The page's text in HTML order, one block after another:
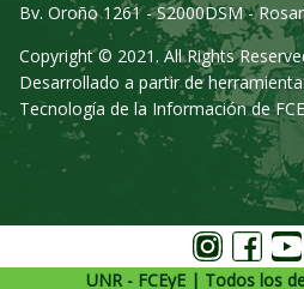
Bv. Oroño 1261 - S2000DSM -
Copyright © 2021. All Rights
Desarrollado a partir de
Tecnología de la Información de
UNR - FCEyE | Todos los